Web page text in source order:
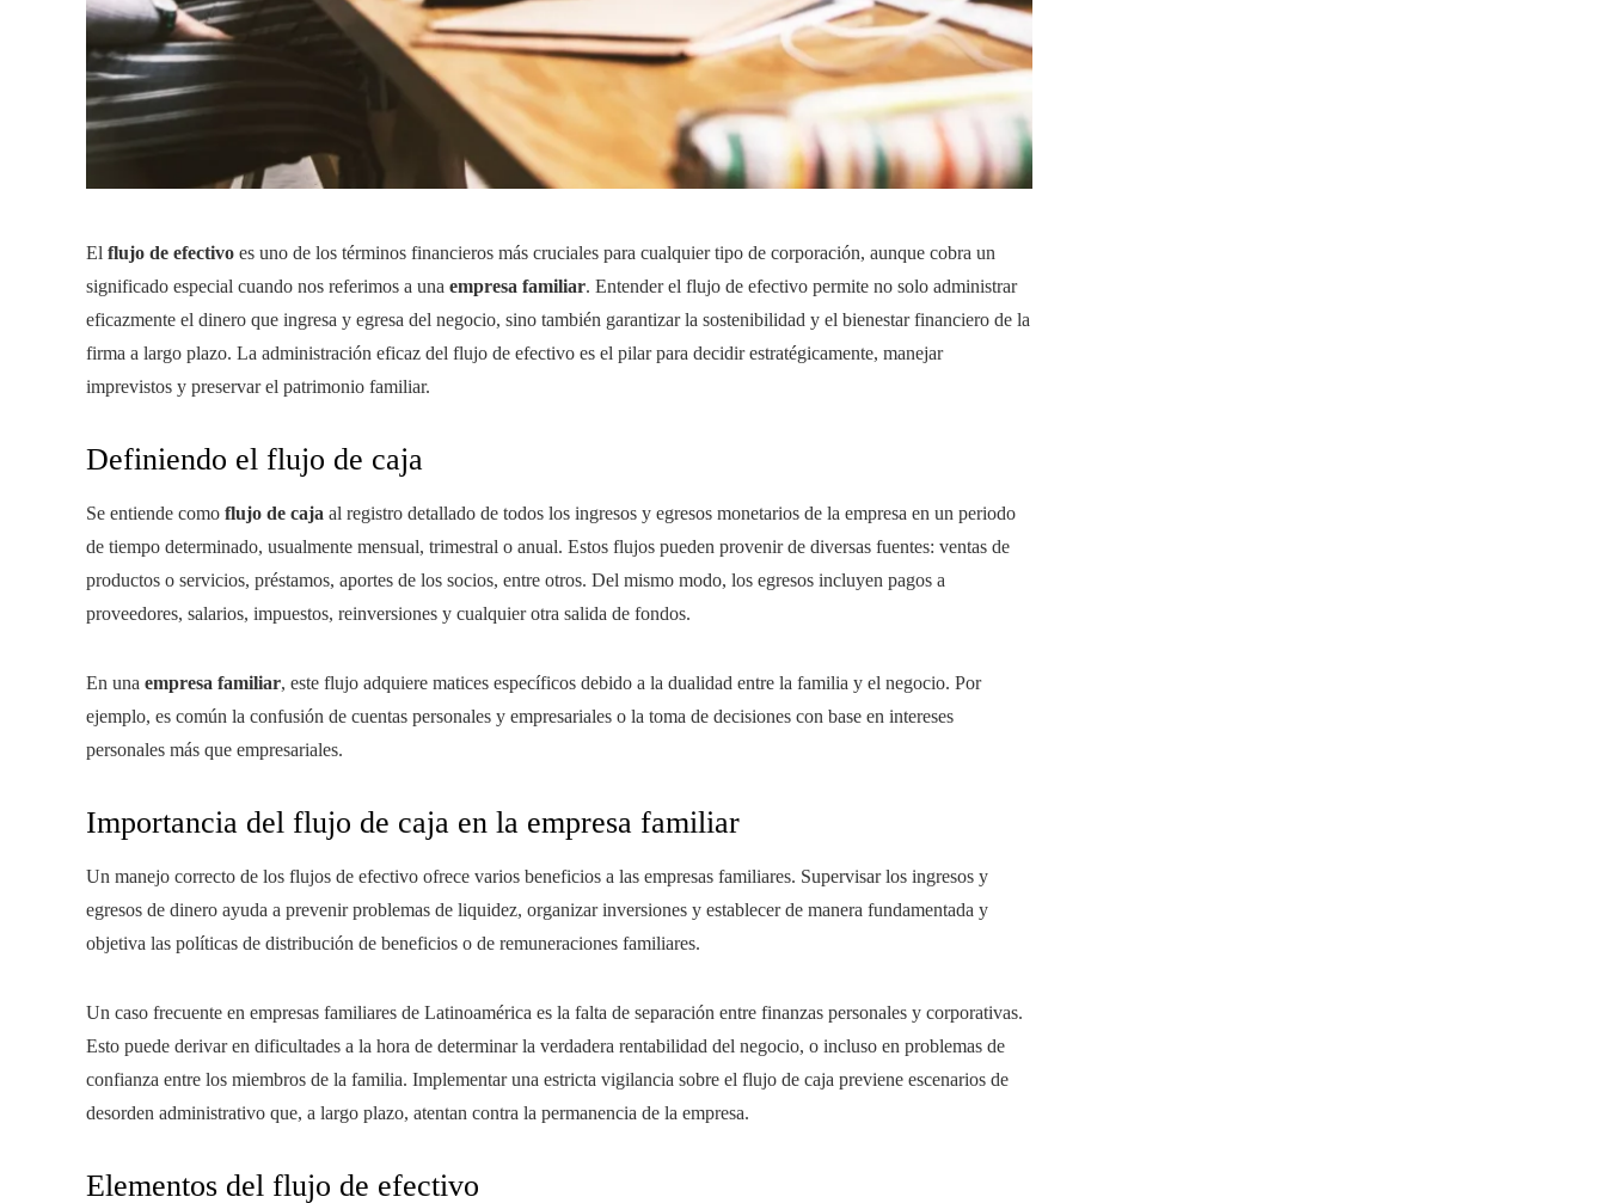
El flujo de efectivo es uno de los términos financieros más cruciales para cualquier tipo de corporación, aunque cobra un
significado especial cuando nos referimos a una empresa familiar. Entender el flujo de efectivo permite no solo administrar
eficazmente el dinero que ingresa y egresa del negocio, sino también garantizar la sostenibilidad y el bienestar financiero de la
firma a largo plazo. La administración eficaz del flujo de efectivo es el pilar para decidir estratégicamente, manejar
imprevistos y preservar el patrimonio familiar.
Definiendo el flujo de caja
Se entiende como flujo de caja al registro detallado de todos los ingresos y egresos monetarios de la empresa en un periodo
de tiempo determinado, usualmente mensual, trimestral o anual. Estos flujos pueden provenir de diversas fuentes: ventas de
productos o servicios, préstamos, aportes de los socios, entre otros. Del mismo modo, los egresos incluyen pagos a
proveedores, salarios, impuestos, reinversiones y cualquier otra salida de fondos.
En una empresa familiar, este flujo adquiere matices específicos debido a la dualidad entre la familia y el negocio. Por
ejemplo, es común la confusión de cuentas personales y empresariales o la toma de decisiones con base en intereses
personales más que empresariales.
Importancia del flujo de caja en la empresa familiar
Un manejo correcto de los flujos de efectivo ofrece varios beneficios a las empresas familiares. Supervisar los ingresos y
egresos de dinero ayuda a prevenir problemas de liquidez, organizar inversiones y establecer de manera fundamentada y
objetiva las políticas de distribución de beneficios o de remuneraciones familiares.
Un caso frecuente en empresas familiares de Latinoamérica es la falta de separación entre finanzas personales y corporativas.
Esto puede derivar en dificultades a la hora de determinar la verdadera rentabilidad del negocio, o incluso en problemas de
confianza entre los miembros de la familia. Implementar una estricta vigilancia sobre el flujo de caja previene escenarios de
desorden administrativo que, a largo plazo, atentan contra la permanencia de la empresa.
Elementos del flujo de efectivo